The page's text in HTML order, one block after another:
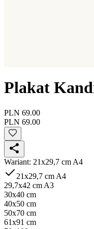
Plakat
PLN 69.00
PLN 69.00
Wariant: 21x29,7 cm A4
21x29,7 cm A4
29,7x42 cm A3
30x40 cm
40x50 cm
50x70 cm
61x91 cm